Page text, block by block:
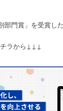
門賞」を受賞し
から↓↓↓